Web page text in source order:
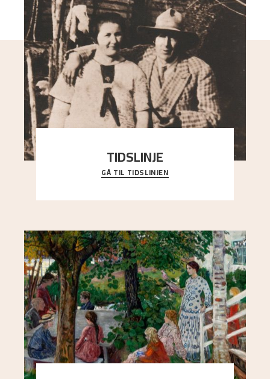
TIDSLINJE
Bli kjent med Nikolai Astrups liv, kunstnerskap og
ettermæle i en interaktiv presentasjon.
GÅ TIL TIDSLINJEN